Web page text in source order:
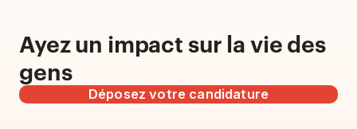
Ayez un impact sur la vie des
gens
Déposez votre candidature